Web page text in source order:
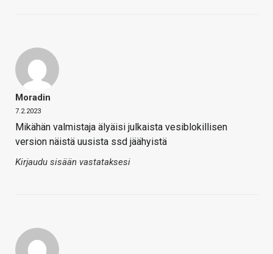
Moradin
7.2.2023
Mikähän valmistaja älyäisi julkaista vesiblokillisen
version näistä uusista ssd jäähyistä
Kirjaudu sisään vastataksesi